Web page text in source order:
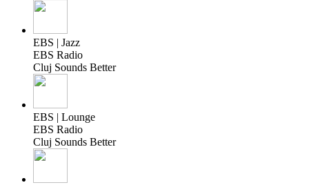
EBS | Jazz
EBS Radio
Cluj Sounds Better
EBS | Lounge
EBS Radio
Cluj Sounds Better